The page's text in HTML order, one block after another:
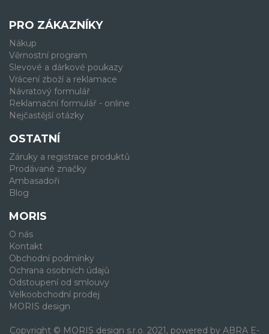
PRO ZÁKAZNÍKY
Nákup
Věrnostní program
Slevové a dárkové poukazy
Vrácení zboží a reklamace
Návratový formulář
Reklamační formulář - online
Nejčastější otázky
OSTATNÍ
Záruky a registrace produktů
Prodávané značky
Ambasadoři
Blog
MORIS
O nás
Kontakt
Obchodní podmínky
Ochrana osobních údajů
Odstoupení od smlouvy
Velkoobchodní prodej
MORIS design
Copyright © MORIS design s.r.o. 2021, powered by ABRA E-